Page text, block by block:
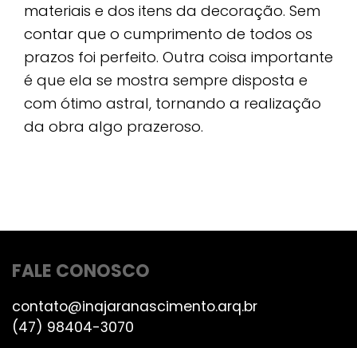
materiais e dos itens da decoração. Sem
contar que o cumprimento de todos os
prazos foi perfeito. Outra coisa importante
é que ela se mostra sempre disposta e
com ótimo astral, tornando a realização
da obra algo prazeroso.
FALE CONOSCO
contato@inajaranascimento.arq.br
(47) 98404-3070